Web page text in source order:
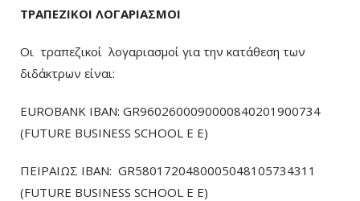
ΤΡΑΠΕΖΙΚΟΙ ΛΟΓΑΡΙΑΣΜΟΙ
Οι τραπεζικοί λογαριασμοί για την κατάθεση των
διδάκτρων είναι:
EUROBANK IBAN: GR9602600090000840201900734
(FUTURE BUSINESS SCHOOL E E)
ΠΕΙΡΑΙΩΣ ΙΒΑΝ: GR5801720480005048105734311
(FUTURE BUSINESS SCHOOL E E)